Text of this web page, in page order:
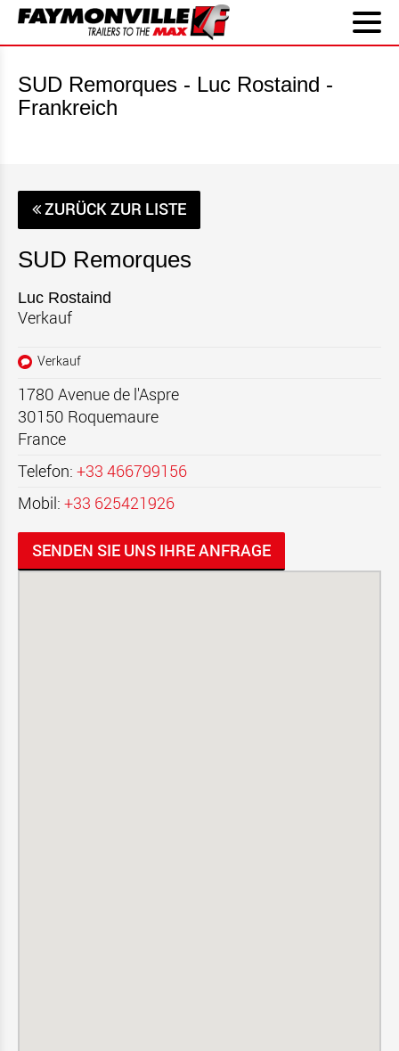
SUD Remorques - Luc Rostaind -
Frankreich
ZURÜCK ZUR LISTE
SUD Remorques
Luc Rostaind
Verkauf
Verkauf
1780 Avenue de l'Aspre
30150 Roquemaure
France
Telefon: +33 466799156
Mobil: +33 625421926
SENDEN SIE UNS IHRE ANFRAGE